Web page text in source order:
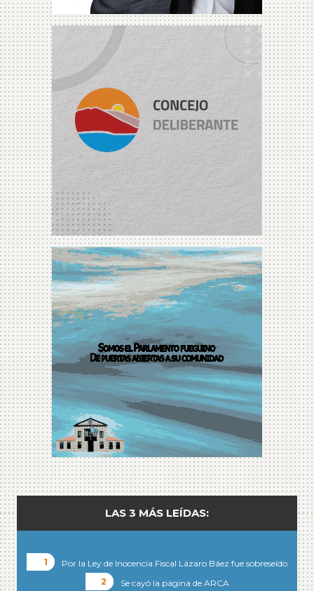
LAS 3 MÁS LEÍDAS:
Por la Ley de Inocencia Fiscal Lázaro Báez fue sobreseído
Se cayó la página de ARCA